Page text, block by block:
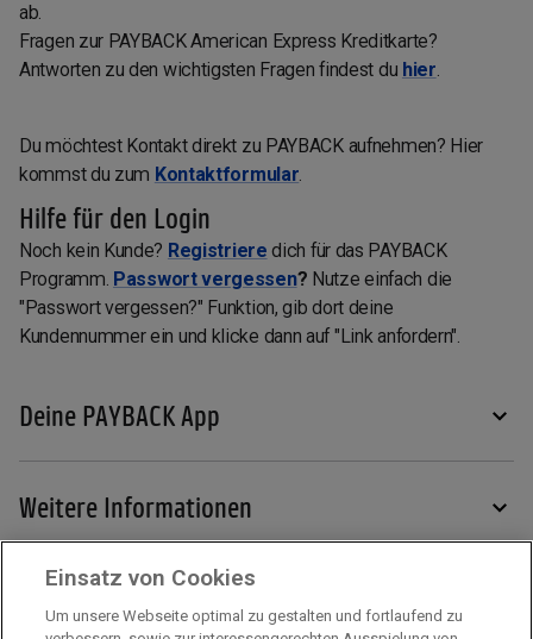
ab.
Fragen zur PAYBACK American Express Kreditkarte?
Antworten zu den wichtigsten Fragen findest du hier.
Du möchtest Kontakt direkt zu PAYBACK aufnehmen? Hier
kommst du zum Kontaktformular.
Hilfe für den Login
Noch kein Kunde? Registriere dich für das PAYBACK
Programm. Passwort vergessen? Nutze einfach die
"Passwort vergessen?" Funktion, gib dort deine
Kundennummer ein und klicke dann auf "Link anfordern".
Deine PAYBACK App
Weitere Informationen
Einsatz von Cookies
Um unsere Webseite optimal zu gestalten und fortlaufend zu